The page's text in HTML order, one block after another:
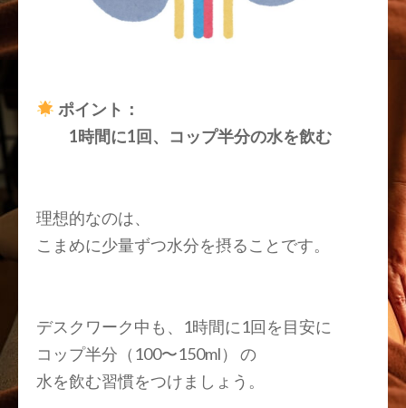
ポイント：
1時間に1回、コップ半分の水を飲む
理想的なのは、
こまめに少量ずつ水分を摂ることです。
デスクワーク中も、 1時間に1回を目安に
コップ半分（100〜150ml）
の
水を飲む習慣をつけましょう。